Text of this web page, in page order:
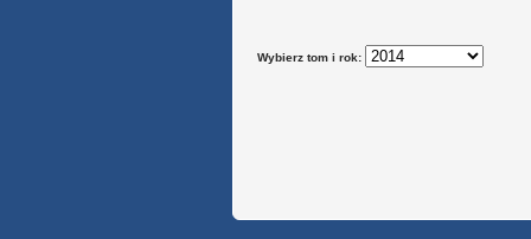
Wybierz tom i rok: